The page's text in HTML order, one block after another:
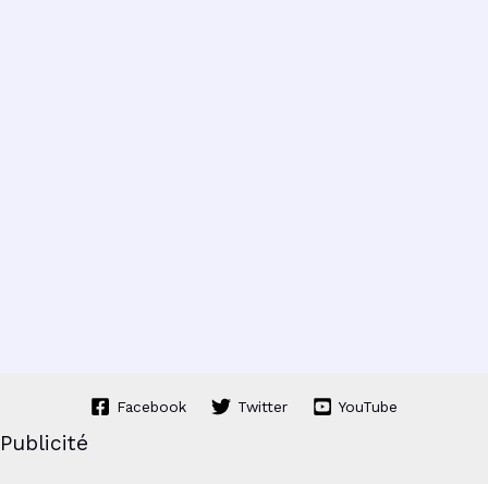
Facebook Twitter YouTube
Publicité